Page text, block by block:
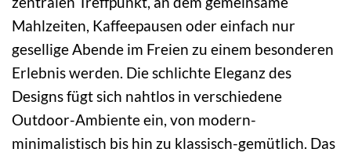
Mahlzeiten, Kaffeepausen oder einfach nur
gesellige Abende im Freien zu einem besonderen
Erlebnis werden. Die schlichte Eleganz des
Designs fügt sich nahtlos in verschiedene
Outdoor-Ambiente ein, von modern-
minimalistisch bis hin zu klassisch-gemütlich. Das